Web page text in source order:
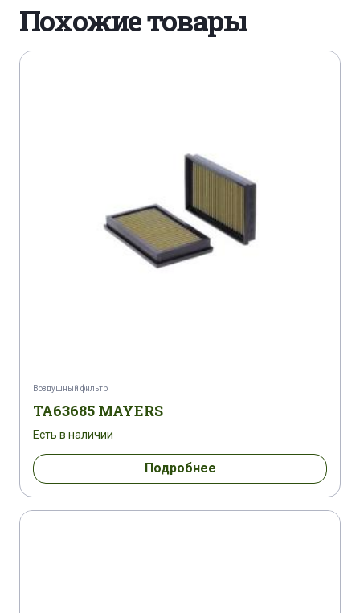
Похожие товары
Воздушный фильтр
TA63685 MAYERS
Есть в наличии
Подробнее